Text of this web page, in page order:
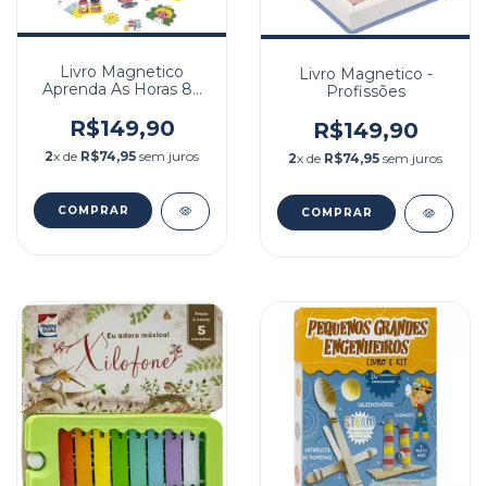
Livro Magnetico
Aprenda As Horas 83
R$149,90
2x de R$74,95 sem juros
Livro Magnetico -
Profissões
R$149,90
2x de R$74,95 sem juros